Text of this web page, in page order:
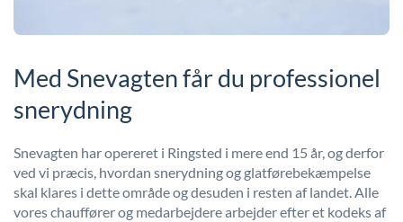
Med Snevagten får du professionel
snerydning
Snevagten har opereret i Ringsted i mere end 15 år, og derfor
ved vi præcis, hvordan snerydning og glatførebekæmpelse
skal klares i dette område og desuden i resten af landet. Alle
vores chauffører og medarbejdere arbejder efter et kodeks af